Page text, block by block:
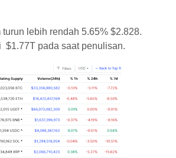
lebih rendah 5.65% $2.828.
$1.77T pada saat penulisan.